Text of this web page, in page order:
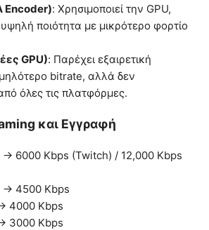
Encoder): Χρησιμοποιεί την GPU,
ποιότητα με μικρότερο φορτίο
GPU): Παρέχει εξαιρετική
bitrate, αλλά δεν
όλες τις πλατφόρμες.
και Εγγραφή
→ 6000 Kbps (Twitch) / 12,000 Kbps
→ 4500 Kbps
4000 Kbps
3000 Kbps